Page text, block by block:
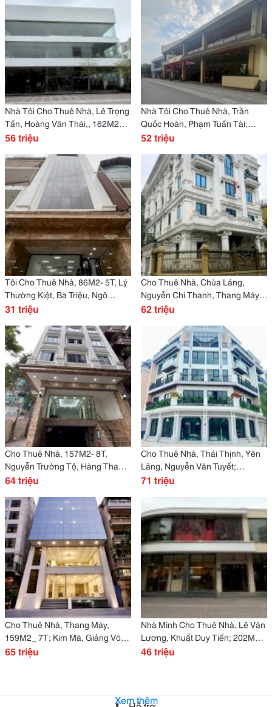
Nhà Tôi Cho Thuê Nhà, Lê Trọng
Tấn, Hoàng Văn Thái,, 162M2X
3T -56 Tr
56 triệu
Nhà Tôi Cho Thuê Nhà, Trần
Quốc Hoàn, Phạm Tuấn Tài;
372M2* 2T -52 Tr
52 triệu
Tôi Cho Thuê Nhà, 86M2- 5T, Lý
Thường Kiệt, Bà Triệu, Ngô
Quyền -31 Tr
31 triệu
Cho Thuê Nhà, Chùa Láng,
Nguyễn Chí Thanh, Thang Máy,
327M2X 4T -62 Tr
62 triệu
Cho Thuê Nhà, 157M2- 8T,
Nguyễn Trường Tộ, Hàng Than,
Trấn Vũ -64 Tr
64 triệu
Cho Thuê Nhà, Thái Thịnh, Yên
Lãng, Nguyễn Văn Tuyết;
145M2* 5T -71 Tr
71 triệu
Cho Thuê Nhà, Thang Máy,
159M2_ 7T; Kim Mã, Giảng Võ,
Liễu Giai -65 Tr
65 triệu
Nhà Mình Cho Thuê Nhà, Lê Văn
Lương, Khuất Duy Tiến; 202M2*
2T -46 Tr
46 triệu
Xem thêm